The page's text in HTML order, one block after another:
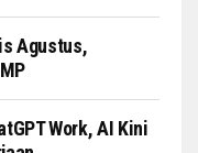
Agustus,
Work, AI Kini